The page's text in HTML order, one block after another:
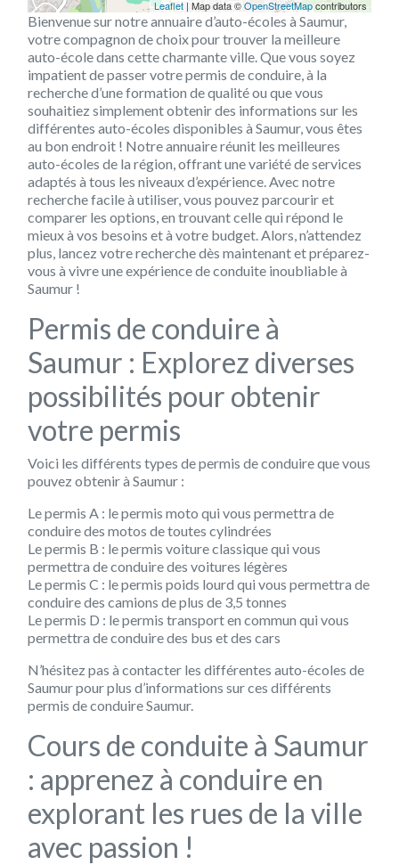
Leaflet | Map data ©OpenStreetMapcontributors
Bienvenue sur notre annuaire d’auto-écoles à Saumur,
votre compagnon de choix pour trouver la meilleure
auto-école dans cette charmante ville. Que vous soyez
impatient de passer votre permis de conduire, à la
recherche d’une formation de qualité ou que vous
souhaitiez simplement obtenir des informations sur les
différentes auto-écoles disponibles à Saumur, vous êtes
au bon endroit ! Notre annuaire réunit les meilleures
auto-écoles de la région, offrant une variété de services
adaptés à tous les niveaux d’expérience. Avec notre
recherche facile à utiliser, vous pouvez parcourir et
comparer les options, en trouvant celle qui répond le
mieux à vos besoins et à votre budget. Alors, n’attendez
plus, lancez votre recherche dès maintenant et préparez-
vous à vivre une expérience de conduite inoubliable à
Saumur !
Permis de conduire à
Saumur : Explorez diverses
possibilités pour obtenir
votre permis
Voici les différents types de permis de conduire que vous
pouvez obtenir à Saumur :
Le permis A : le permis moto qui vous permettra de
conduire des motos de toutes cylindrées
Le permis B : le permis voiture classique qui vous
permettra de conduire des voitures légères
Le permis C : le permis poids lourd qui vous permettra de
conduire des camions de plus de 3,5 tonnes
Le permis D : le permis transport en commun qui vous
permettra de conduire des bus et des cars
N’hésitez pas à contacter les différentes auto-écoles de
Saumur pour plus d’informations sur ces différents
permis de conduire Saumur.
Cours de conduite à Saumur
: apprenez à conduire en
explorant les rues de la ville
avec passion !